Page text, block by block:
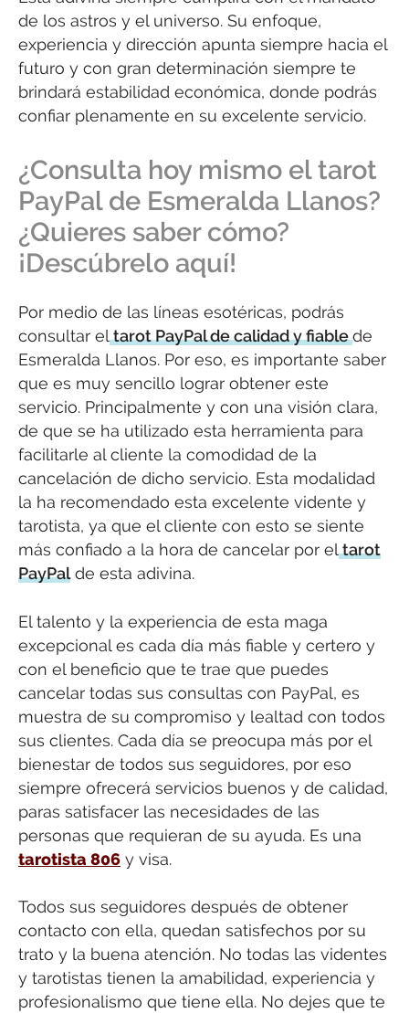
de los astros y el universo. Su enfoque,
experiencia y dirección apunta siempre hacia el
futuro y con gran determinación siempre te
brindará estabilidad económica, donde podrás
confiar plenamente en su excelente servicio.
¿Consulta hoy mismo el tarot
PayPal de Esmeralda Llanos?
¿Quieres saber cómo?
¡Descúbrelo aquí!
Por medio de las líneas esotéricas, podrás
consultar eltarot PayPal de calidad y fiablede
Esmeralda Llanos. Por eso, es importante saber
que es muy sencillo lograr obtener este
servicio. Principalmente y con una visión clara,
de que se ha utilizado esta herramienta para
facilitarle al cliente la comodidad de la
cancelación de dicho servicio. Esta modalidad
la ha recomendado esta excelente vidente y
tarotista, ya que el cliente con esto se siente
más confiado a la hora de cancelar por eltarot
PayPalde esta adivina.
El talento y la experiencia de esta maga
excepcional es cada día más fiable y certero y
con el beneficio que te trae que puedes
cancelar todas sus consultas con PayPal, es
muestra de su compromiso y lealtad con todos
sus clientes. Cada día se preocupa más por el
bienestar de todos sus seguidores, por eso
siempre ofrecerá servicios buenos y de calidad,
paras satisfacer las necesidades de las
personas que requieran de su ayuda. Es una
tarotista 806 y visa.
Todos sus seguidores después de obtener
contacto con ella, quedan satisfechos por su
trato y la buena atención. No todas las videntes
y tarotistas tienen la amabilidad, experiencia y
profesionalismo que tiene ella. No dejes que te